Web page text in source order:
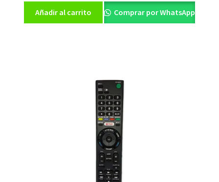
Añadir al carrito Comprar por WhatsApp